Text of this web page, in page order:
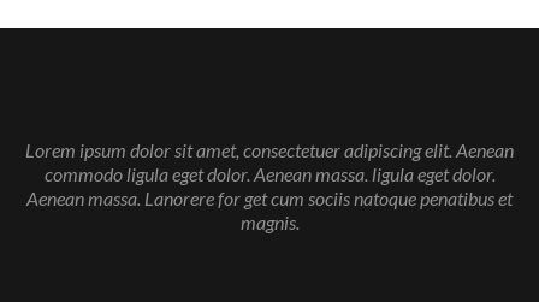
Lorem ipsum dolor sit amet, consectetuer adipiscing elit. Aenean
commodo ligula eget dolor. Aenean massa. ligula eget dolor.
Aenean massa. Lanorere for get cum sociis natoque penatibus et
magnis.